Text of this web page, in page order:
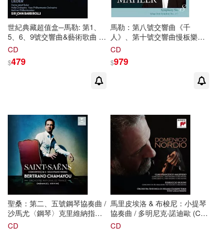
世紀典藏超值盒─馬勒: 第1、
5、6、9號交響曲&藝術歌曲 /
珍娜貝克〈次女高音〉/ 巴畢羅
愛樂管弦樂團、柏林愛樂 歐洲
Sir John Barbirolli (5CD))
CD
$479
馬勒：第八號交響曲《千
人》、第十號交響曲慢板樂章 /
☉羅拉‧克雷康，女高音/范丹西
音/卡尼歐斯，次女高音/納耶
芙，女低音/格里費，男高音/凱
爾塞，男中音/詹姆斯‧莫里斯，
舊金山女聲(Mahler: Symphony
No. 8 & Adagio from
Symphony No. 10 / Erin Wall,
Elza van den Heever, Laura
Claycomb, Katarina Karneus,
Yvonne Naef, Anthony Dean
Griffey, Quinn Kelsey, James
Morris, San Francisco
Symphony / Michael Tilson
Thomas)
CD
$979
聖桑：第二、五號鋼琴協奏曲 /
沙馬尤〈鋼琴〉克里維納指揮
法國國家管弦樂團 歐洲進口盤
CD
馬里皮埃洛 & 布梭尼：小提琴
協奏曲 / 多明尼克‧諾迪歐 (CD)
(Malipiero, Busoni : Violin
CD